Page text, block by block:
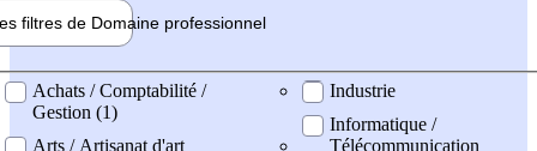
filtres de Domaine professionnel
professionel
Achats / Comptabilité /
Gestion (1)
Arts / Artisanat d'art
Industrie
Informatique /
Télécommunication